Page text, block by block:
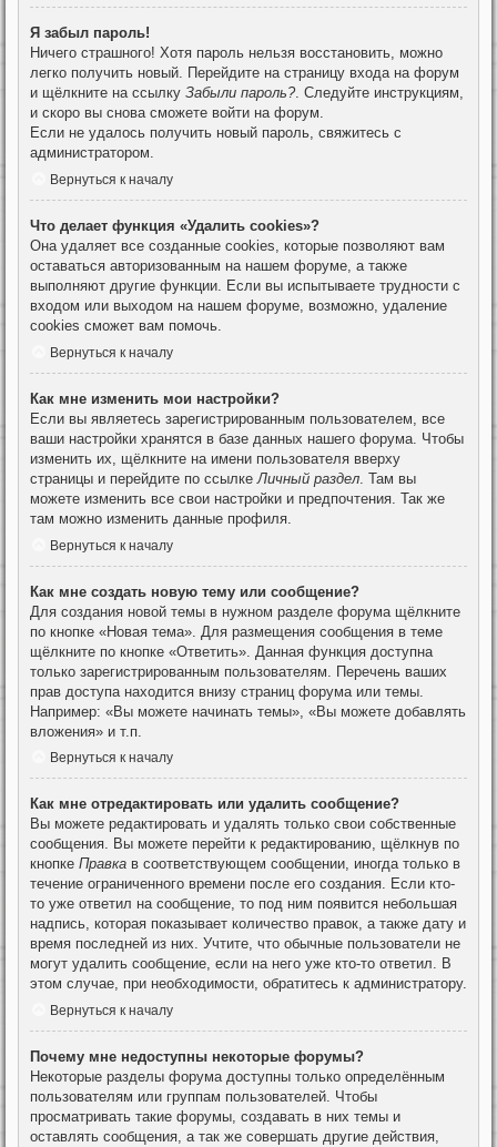
Я забыл пароль!
Ничего страшного! Хотя пароль нельзя восстановить, можно
легко получить новый. Перейдите на страницу входа на форум
и щёлкните на ссылку Забыли пароль?. Следуйте инструкциям,
и скоро вы снова сможете войти на форум.
Если не удалось получить новый пароль, свяжитесь с
администратором.
Вернуться к началу
Что делает функция «Удалить cookies»?
Она удаляет все созданные cookies, которые позволяют вам
оставаться авторизованным на нашем форуме, а также
выполняют другие функции. Если вы испытываете трудности с
входом или выходом на нашем форуме, возможно, удаление
cookies сможет вам помочь.
Вернуться к началу
Как мне изменить мои настройки?
Если вы являетесь зарегистрированным пользователем, все
ваши настройки хранятся в базе данных нашего форума. Чтобы
изменить их, щёлкните на имени пользователя вверху
страницы и перейдите по ссылке Личный раздел . Там вы
можете изменить все свои настройки и предпочтения. Так же
там можно изменить данные профиля.
Вернуться к началу
Как мне создать новую тему или сообщение?
Для создания новой темы в нужном разделе форума щёлкните
по кнопке «Новая тема». Для размещения сообщения в теме
щёлкните по кнопке «Ответить». Данная функция доступна
только зарегистрированным пользователям. Перечень ваших
прав доступа находится внизу страниц форума или темы.
Например: «Вы можете начинать темы», «Вы можете добавлять
вложения» и т.п.
Вернуться к началу
Как мне отредактировать или удалить сообщение?
Вы можете редактировать и удалять только свои собственные
сообщения. Вы можете перейти к редактированию, щёлкнув по
кнопке Правка в соответствующем сообщении, иногда только в
течение ограниченного времени после его создания. Если кто-
то уже ответил на сообщение, то под ним появится небольшая
надпись, которая показывает количество правок, а также дату и
время последней из них. Учтите, что обычные пользователи не
могут удалить сообщение, если на него уже кто-то ответил. В
этом случае, при необходимости, обратитесь к администратору.
Вернуться к началу
Почему мне недоступны некоторые форумы?
Некоторые разделы форума доступны только определённым
пользователям или группам пользователей. Чтобы
просматривать такие форумы, создавать в них темы и
оставлять сообщения, а так же совершать другие действия,